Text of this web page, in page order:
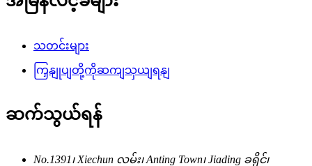
သတင်းများ
ကြှနျုပျတို့ကိုဆကျသှယျရနျ
ဆက်သွယ်ရန်
No.1391၊ Xiechun လမ်း၊ Anting Town၊ Jiading ခရိုင်၊